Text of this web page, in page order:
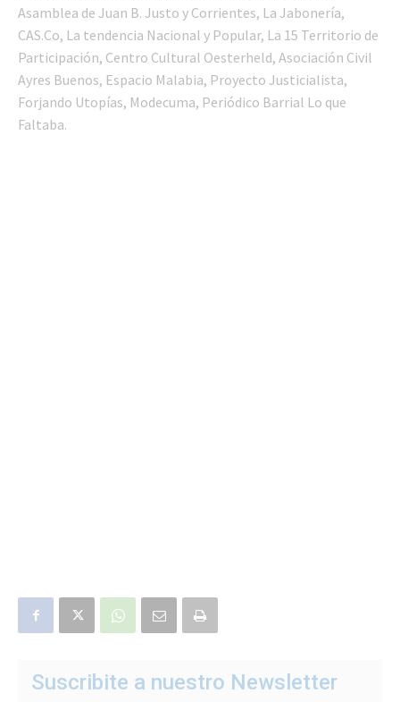
Asamblea de Juan B. Justo y Corrientes, La Jabonería,
CAS.Co, La tendencia Nacional y Popular, La 15 Territorio de
Participación, Centro Cultural Oesterheld, Asociación Civil
Ayres Buenos, Espacio Malabia, Proyecto Justicialista,
Forjando Utopías, Modecuma, Periódico Barrial Lo que
Faltaba.
Suscribite a nuestro Newsletter